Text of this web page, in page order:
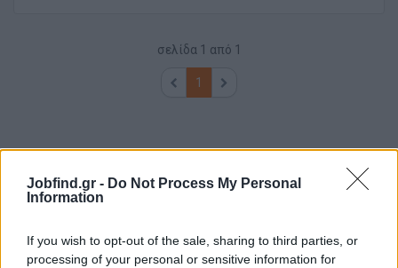
Jobfind.gr - Do Not Process My Personal
Information
If you wish to opt-out of the sale, sharing to third parties, or
processing of your personal or sensitive information for
σελίδα 1 από 1
1